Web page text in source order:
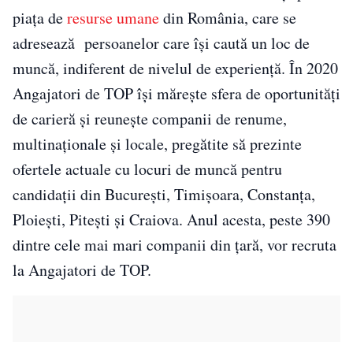
piața deresurse umanedin România, care se
adresează persoanelor care își caută un loc de
muncă, indiferent de nivelul de experiență. În 2020
Angajatori de TOP își mărește sfera de oportunități
de carieră și reunește companii de renume,
multinaționale și locale, pregătite să prezinte
ofertele actuale cu locuri de muncă pentru
candidații din București, Timișoara, Constanța,
Ploiești, Pitești și Craiova. Anul acesta, peste 390
dintre cele mai mari companii din țară, vor recruta
la Angajatori de TOP.